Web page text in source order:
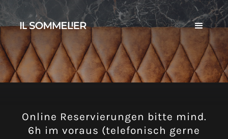
Online Reservierungen bitte mind.
6h im voraus (telefonisch gerne